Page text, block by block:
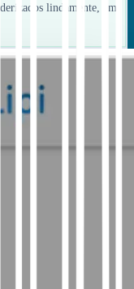
lindamente, em